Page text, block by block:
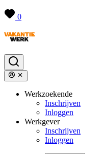
0
Werkzoekende
Inschrijven
Inloggen
Werkgever
Inschrijven
Inloggen